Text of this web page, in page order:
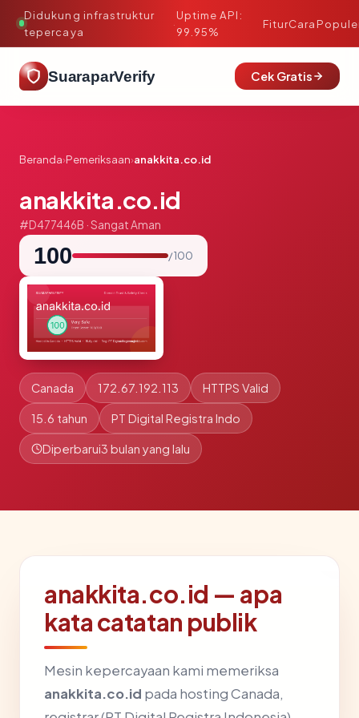
Didukung infrastruktur
tepercaya
·
Uptime API:
99.95%
FiturCara
SuaraparVerify Cek Gratis
Beranda›Pemeriksaan›anakkita.co.id
anakkita.co.id
#D477446B · Sangat Aman
100 / 100
Canada 172.67.192.113 HTTPS Valid
15.6 tahun PT Digital Registra Indo
Diperbarui3 bulan yang lalu
anakkita.co.id — apa
kata catatan publik
Mesin kepercayaan kami memeriksa
anakkita.co.id pada hosting Canada,